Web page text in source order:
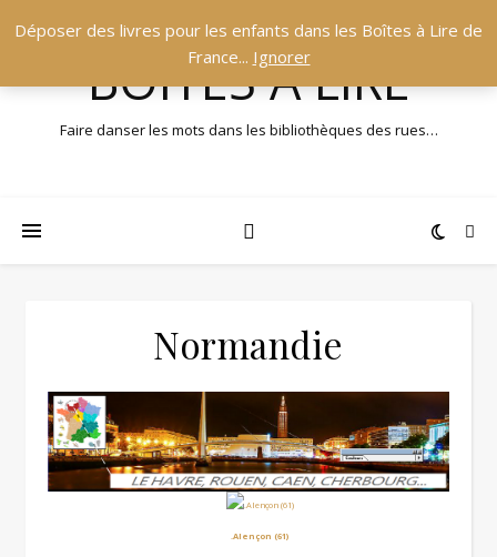
Déposer des livres pour les enfants dans les Boîtes à Lire de
France... Ignorer
BOÎTES À LIRE
Faire danser les mots dans les bibliothèques des rues…
Normandie
.Alençon (61)